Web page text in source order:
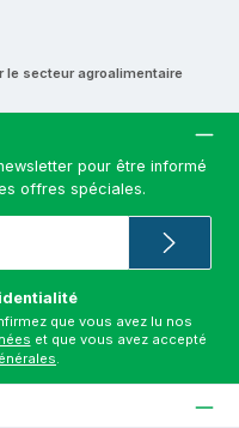
le secteur agroalimentaire
pour être informé
offres spéciales.
et que vous avez accepté
.